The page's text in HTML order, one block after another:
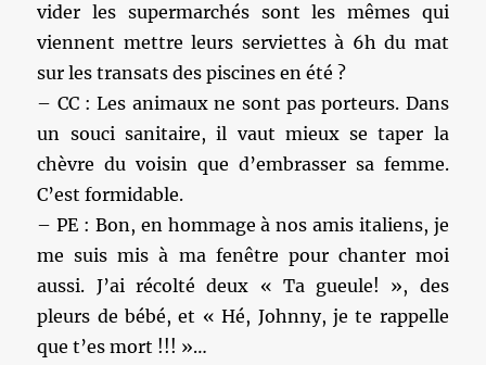
vider les supermarchés sont les mêmes qui
viennent mettre leurs serviettes à 6h du mat
sur les transats des piscines en été ?
– CC : Les animaux ne sont pas porteurs. Dans
un souci sanitaire, il vaut mieux se taper la
chèvre du voisin que d’embrasser sa femme.
C’est formidable.
– PE : Bon, en hommage à nos amis italiens, je
me suis mis à ma fenêtre pour chanter moi
aussi. J’ai récolté deux « Ta gueule! », des
pleurs de bébé, et « Hé, Johnny, je te rappelle
que t’es mort !!! »…